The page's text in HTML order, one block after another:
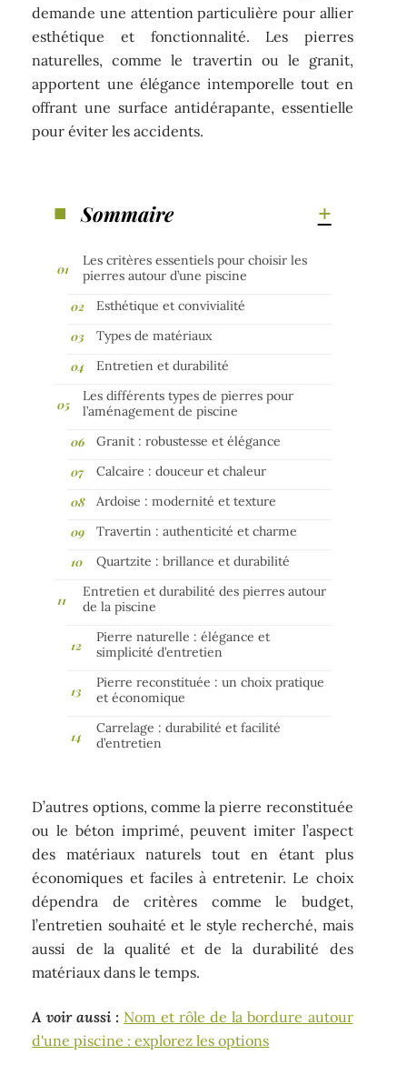
demande une attention particulière pour allier
esthétique et fonctionnalité. Les pierres
naturelles, comme le travertin ou le granit,
apportent une élégance intemporelle tout en
offrant une surface antidérapante, essentielle
pour éviter les accidents.
Sommaire
Les critères essentiels pour choisir les
pierres autour d’une piscine
Esthétique et convivialité
Types de matériaux
Entretien et durabilité
Les différents types de pierres pour
l’aménagement de piscine
Granit : robustesse et élégance
Calcaire : douceur et chaleur
Ardoise : modernité et texture
Travertin : authenticité et charme
Quartzite : brillance et durabilité
Entretien et durabilité des pierres autour
de la piscine
Pierre naturelle : élégance et
simplicité d’entretien
Pierre reconstituée : un choix pratique
et économique
Carrelage : durabilité et facilité
d’entretien
D’autres options, comme la pierre reconstituée
ou le béton imprimé, peuvent imiter l’aspect
des matériaux naturels tout en étant plus
économiques et faciles à entretenir. Le choix
dépendra de critères comme le budget,
l’entretien souhaité et le style recherché, mais
aussi de la qualité et de la durabilité des
matériaux dans le temps.
A voir aussi : Nom et rôle de la bordure autour
d'une piscine : explorez les options